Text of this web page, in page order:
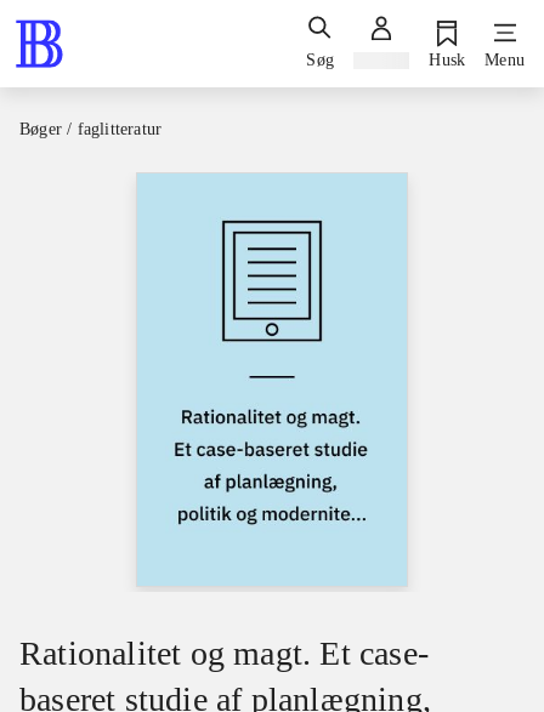
Søg Husk Menu
Bøger / faglitteratur
Rationalitet og magt. Et case-
baseret studie af planlægning,